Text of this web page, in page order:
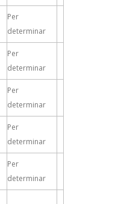
Per
determinar
Per
determinar
Per
determinar
Per
determinar
Per
determinar